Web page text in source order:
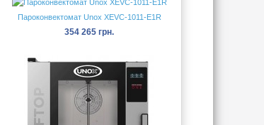
Пароконвектомат Unox XEVC-1011-E1R
354 265 грн.